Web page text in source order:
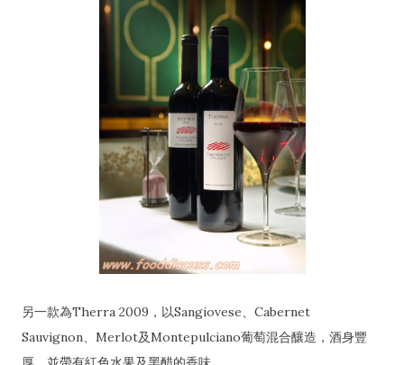
另一款為Therra 2009，以Sangiovese、Cabernet
Sauvignon、Merlot及Montepulciano葡萄混合釀造，酒身豐